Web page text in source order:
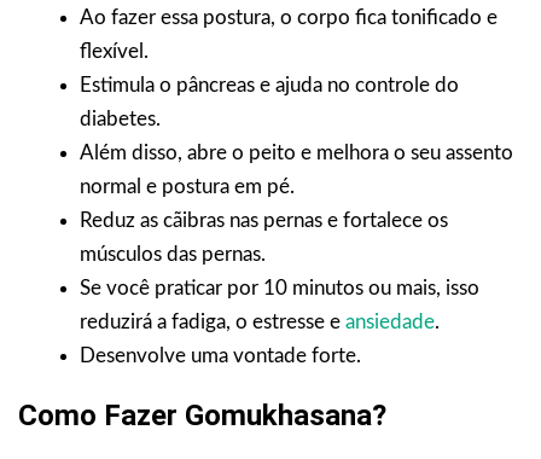
Ao fazer essa postura, o corpo fica tonificado e
flexível.
Estimula o pâncreas e ajuda no controle do
diabetes.
Além disso, abre o peito e melhora o seu assento
normal e postura em pé.
Reduz as cãibras nas pernas e fortalece os
músculos das pernas.
Se você praticar por 10 minutos ou mais, isso
reduzirá a fadiga, o estresse e ansiedade.
Desenvolve uma vontade forte.
Como Fazer Gomukhasana?